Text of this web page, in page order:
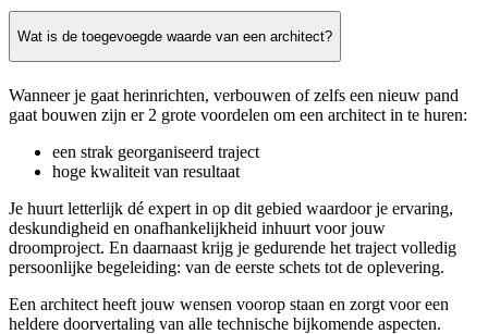
Wat is de toegevoegde waarde van een architect?
Wanneer je gaat herinrichten, verbouwen of zelfs een nieuw pand
gaat bouwen zijn er 2 grote voordelen om een architect in te huren:
een strak georganiseerd traject
hoge kwaliteit van resultaat
Je huurt letterlijk dé expert in op dit gebied waardoor je ervaring,
deskundigheid en onafhankelijkheid inhuurt voor jouw
droomproject. En daarnaast krijg je gedurende het traject volledig
persoonlijke begeleiding: van de eerste schets tot de oplevering.
Een architect heeft jouw wensen voorop staan en zorgt voor een
heldere doorvertaling van alle technische bijkomende aspecten.